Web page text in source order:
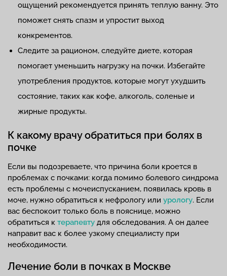
ощущений рекомендуется принять теплую ванну. Это
поможет снять спазм и упростит выход
конкрементов.
Следите за рационом, следуйте диете, которая
помогает уменьшить нагрузку на почки. Избегайте
употребления продуктов, которые могут ухудшить
состояние, таких как кофе, алкоголь, соленые и
жирные продукты.
К какому врачу обратиться при болях в
почке
Если вы подозреваете, что причина боли кроется в
проблемах с почками: когда помимо болевого синдрома
есть проблемы с мочеиспусканием, появилась кровь в
моче, нужно обратиться к нефрологу или урологу. Если
вас беспокоит только боль в пояснице, можно
обратиться к терапевту для обследования. А он далее
направит вас к более узкому специалисту при
необходимости.
Лечение боли в почках в Москве